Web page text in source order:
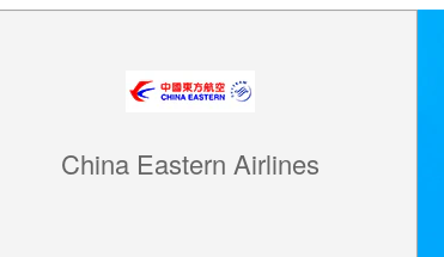
China Eastern Airlines